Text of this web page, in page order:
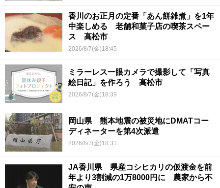
香川のお正月の定番「あん餅雑煮」を1年
中楽しめる 老舗和菓子店の喫茶スペー
ス 高松市
2026/8/7(金)18:45
ミラーレス一眼カメラで撮影して「写真
絵日記」を作ろう 高松市
2026/8/7(金)18:39
岡山県 熊本地震の被災地にDMATコー
ディネーターを第4次派遣
2026/8/7(金)18:31
JA香川県 県産コシヒカリの仮渡金を前
年より3割減の1万8000円に 農家から不